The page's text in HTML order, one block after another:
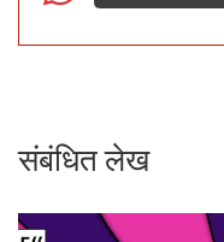
संबंधित लेख